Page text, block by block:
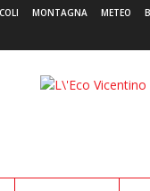
MONTAGNA METEO
L'Eco